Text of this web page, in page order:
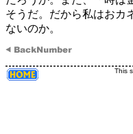
そうだ。だから私はおカ
ないのか。
This